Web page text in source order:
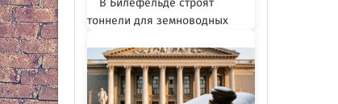
тоннели для земноводных